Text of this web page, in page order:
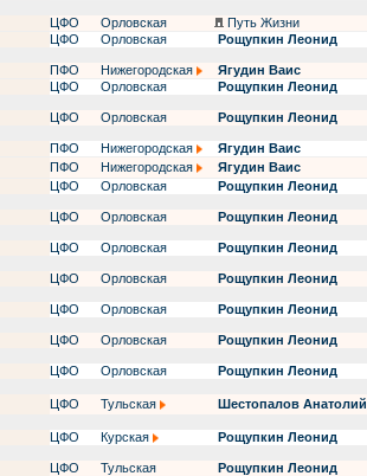
ЦФО Орловская
Путь Жизни
ЦФО Орловская
Рощупкин Леонид
ПФО Нижегородская
Ягудин Ваис
ЦФО Орловская
Рощупкин Леонид
ЦФО Орловская
Рощупкин Леонид
ПФО Нижегородская
Ягудин Ваис
ПФО Нижегородская
Ягудин Ваис
ЦФО Орловская
Рощупкин Леонид
ЦФО Орловская
Рощупкин Леонид
ЦФО Орловская
Рощупкин Леонид
ЦФО Орловская
Рощупкин Леонид
ЦФО Орловская
Рощупкин Леонид
ЦФО Орловская
Рощупкин Леонид
ЦФО Орловская
Рощупкин Леонид
ЦФО Тульская
Шестопалов Анатолий
ЦФО Курская
Рощупкин Леонид
ЦФО Тульская
Рощупкин Леонид